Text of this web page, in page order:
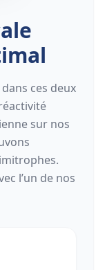
ces deux
sur nos
l’un de nos